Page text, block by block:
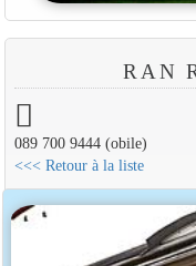
RAN
089 700 9444 (obile)
<<< Retour à la liste